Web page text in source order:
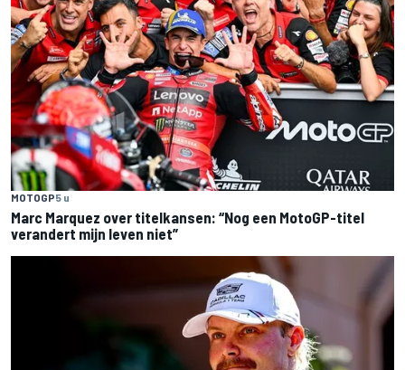
MOTOGP5 u
Marc Marquez over titelkansen: “Nog een MotoGP-titel
verandert mijn leven niet”